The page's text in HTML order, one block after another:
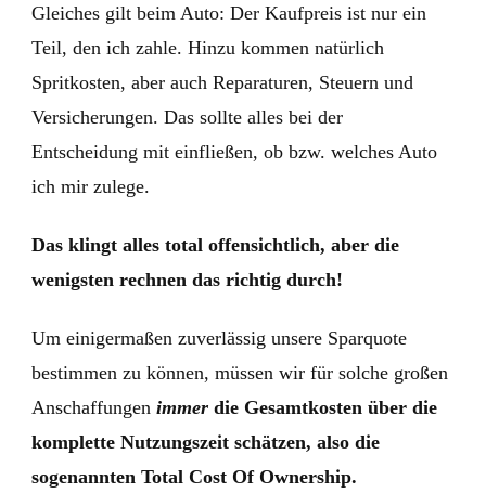
Gleiches gilt beim Auto: Der Kaufpreis ist nur ein
Teil, den ich zahle. Hinzu kommen natürlich
Spritkosten, aber auch Reparaturen, Steuern und
Versicherungen. Das sollte alles bei der
Entscheidung mit einfließen, ob bzw. welches Auto
ich mir zulege.
Das klingt alles total offensichtlich, aber die
wenigsten rechnen das richtig durch!
Um einigermaßen zuverlässig unsere Sparquote
bestimmen zu können, müssen wir für solche großen
Anschaffungen immer die Gesamtkosten über die
komplette Nutzungszeit schätzen, also die
sogenannten Total Cost Of Ownership.